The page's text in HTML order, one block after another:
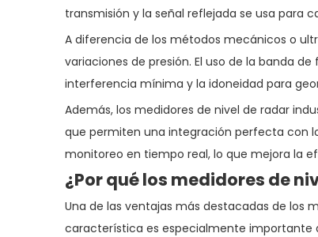
transmisión y la señal reflejada se usa para
A diferencia de los métodos mecánicos o
variaciones de presión. El uso de la banda
interferencia mínima y la idoneidad para
Además, los medidores de nivel de radar
que permiten una integración perfecta con
monitoreo en tiempo real, lo que mejora la
¿Por qué los medidores de
Una de las ventajas más destacadas de los
característica es especialmente importante